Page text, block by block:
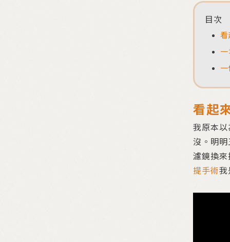
目次
看
看起
我原本
沒。明
濾鏡換
提手術我